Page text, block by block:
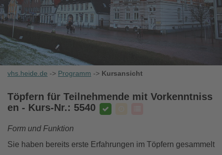
vhs.heide.de -> Programm -> Kursansicht
Töpfern für Teilnehmende mit Vorkenntniss
en - Kurs-Nr.: 5540
Form und Funktion
Sie haben bereits erste Erfahrungen im Töpfern gesammelt